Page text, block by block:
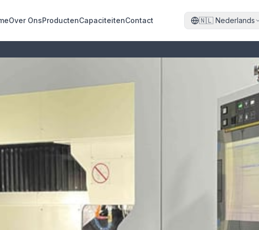
Over OnsProductenCapaciteitenContact 🇳🇱 Nederlands